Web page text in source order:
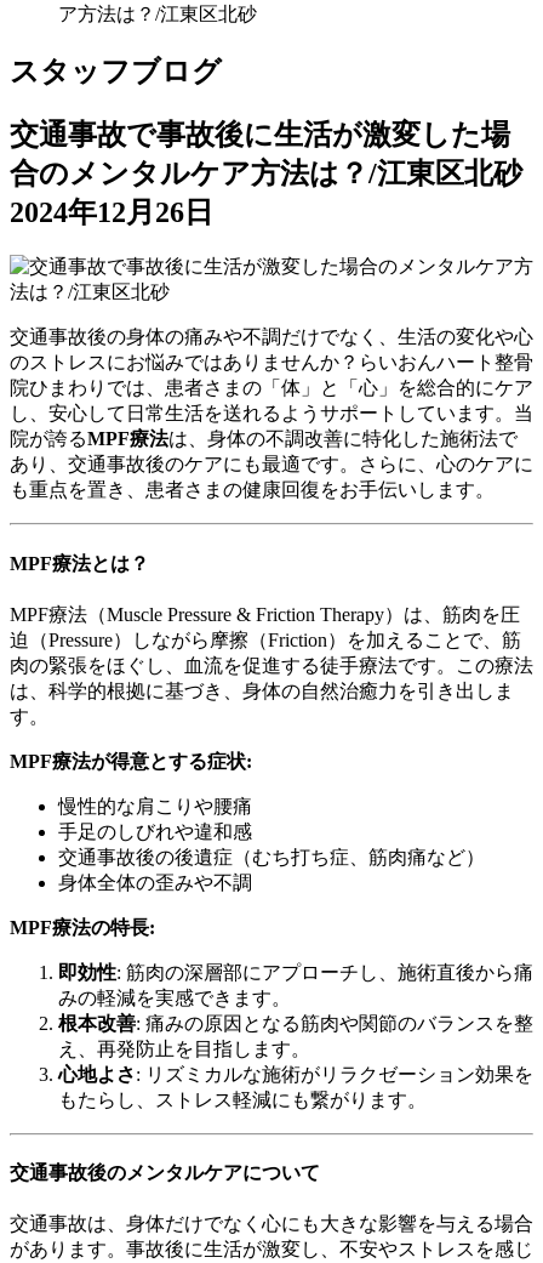
ア方法は？/江東区北砂
スタッフブログ
交通事故で事故後に生活が激変した場
合のメンタルケア方法は？/江東区北砂
2024年12月26日
交通事故後の身体の痛みや不調だけでなく、生活の変化や心
のストレスにお悩みではありませんか？らいおんハート整骨
院ひまわりでは、患者さまの「体」と「心」を総合的にケア
し、安心して日常生活を送れるようサポートしています。当
院が誇るMPF療法は、身体の不調改善に特化した施術法で
あり、交通事故後のケアにも最適です。さらに、心のケアに
も重点を置き、患者さまの健康回復をお手伝いします。
MPF療法とは？
MPF療法（Muscle Pressure & Friction Therapy）は、筋肉を圧
迫（Pressure）しながら摩擦（Friction）を加えることで、筋
肉の緊張をほぐし、血流を促進する徒手療法です。この療法
は、科学的根拠に基づき、身体の自然治癒力を引き出しま
す。
MPF療法が得意とする症状:
慢性的な肩こりや腰痛
手足のしびれや違和感
交通事故後の後遺症（むち打ち症、筋肉痛など）
身体全体の歪みや不調
MPF療法の特長:
即効性: 筋肉の深層部にアプローチし、施術直後から痛
みの軽減を実感できます。
根本改善: 痛みの原因となる筋肉や関節のバランスを整
え、再発防止を目指します。
心地よさ: リズミカルな施術がリラクゼーション効果を
もたらし、ストレス軽減にも繋がります。
交通事故後のメンタルケアについて
交通事故は、身体だけでなく心にも大きな影響を与える場合
があります。事故後に生活が激変し、不安やストレスを感じ